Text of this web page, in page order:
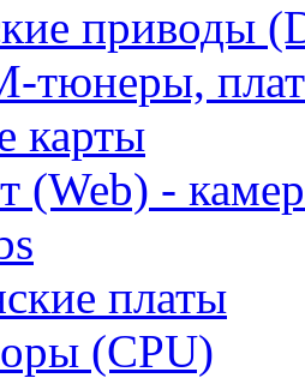
приводы
тюнеры,
карты
(Web) -
платы
(CPU)